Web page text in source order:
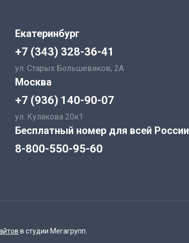
Екатеринбург
+7 (343) 328-36-41
ул. Старых Большевиков, 2А
Москва
+7 (936) 140-90-07
ул. Кулакова 20к1
Бесплатный номер для всей России
8-800-550-95-60
в студии Мегагрупп.